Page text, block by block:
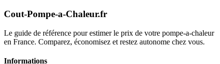
Cout-Pompe-a-Chaleur.fr
Le guide de référence pour estimer le prix de votre pompe-a-chaleur
en France. Comparez, économisez et restez autonome chez vous.
Informations